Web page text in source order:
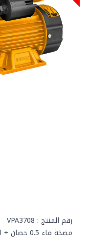
رقم المنتج : VPA3708
مضخة ماء 0.5 حصان + ايزي برس اتوماتيك